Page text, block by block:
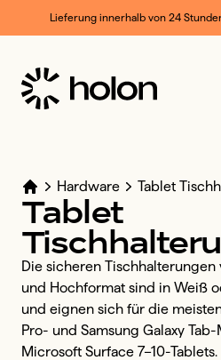
Lieferung innerhalb von 24
Hardware Tablet
Tablet
Die sicheren Tischhalterungen
und Hochformat sind in Weiß
und eignen sich für die
Pro- und Samsung Galaxy
Microsoft Surface 7–10-Tablets.